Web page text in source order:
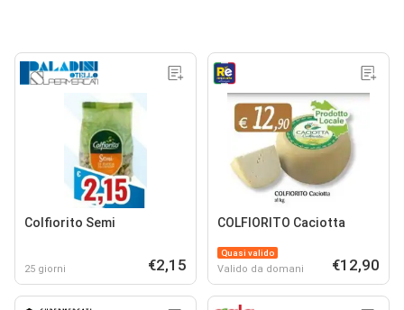
Colfiorito Semi
25 giorni €2,15
COLFIORITO Caciotta
Quasi valido
Valido da domani €12,90